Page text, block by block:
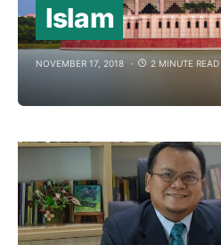
Islam
NOVEMBER 17, 2018 2 MINUTE READ